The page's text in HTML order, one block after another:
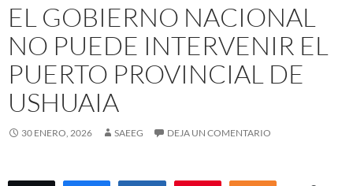
EL GOBIERNO NACIONAL
NO PUEDE INTERVENIR EL
PUERTO PROVINCIAL DE
USHUAIA
30 ENERO, 2026 SAEEG DEJA UN COMENTARIO